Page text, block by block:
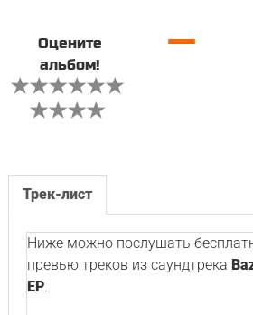
Оцените
альбом!
—
Трек-лист
Ниже можно послушать
превью треков из саундтрека
EP.